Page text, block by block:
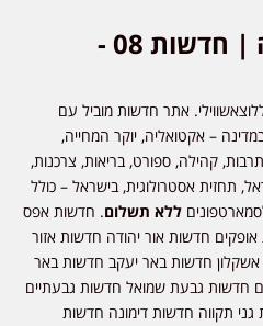
חדשות אפס שמונה | חדשות 08 -
אתר חדשות מוביל עם
– אקטואליה, יוקר המחייה,
קהילה, ספורט, בריאות, צרכנות,
תחזית אסטרולוגית, בישראל – כולל
ללא תשלום. חדשות אפס
חדשות אור יהודה חדשות אזור
חדשות באר יעקב חדשות באר
גבעת שמואל חדשות גבעתיים
תקווה חדשות דימונה חדשות